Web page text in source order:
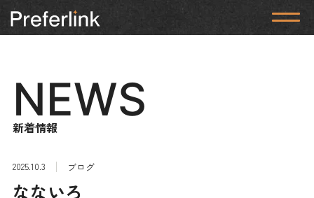
NEWS
新着情報
2025.10.3 ブログ
なないろ